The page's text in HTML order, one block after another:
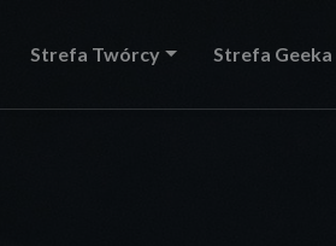
Strefa Twórcy Strefa Geeka